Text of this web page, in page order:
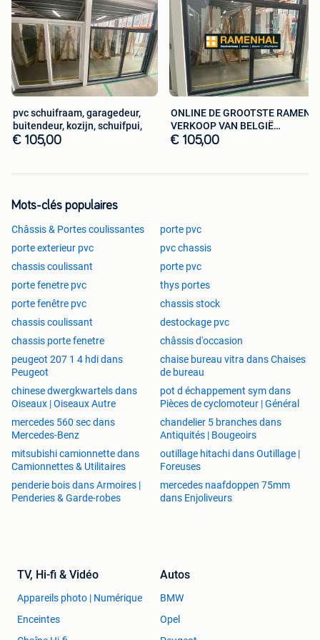
Vaste ramen wit, antracietgrijs of kwarts grijs, zwart 9005
400x2100 vast raam
900x2100 vast raam
1100x2100 vast raam
1300x2100vast raam
1500x2100 vast raam
1700x2100 vast raam
1980X2100 vast raam
2000x400 vast raam
2380x500 vast raam
2480x500 vast raam
2780x500 vast raam
2980x500 vast raam
zwart 9005
500x450 Kiep raam 1 vleugel
1000x600 Kiep raam 1 vleugel
1500x500 Kiep raam 1 vleugel
2000x700 Kiep raam 1 vleugel
1200x800 Kiep raam 1 vleugel
Draai en kiep ramen 1 vleugel wit antracietgrijs of kwarts
grijs, zwart 9005
500x600 raam met 1 vleugel draai en kiep
600x600 raam met 1 vleugel draai en kiep
700x800 raam met 1 vleugel draai en kiep
1000x1500 raam met 1 vleugel draai en kiep
1200x1200 raam met 1 vleugel draai en kiep
Draaikiep ramen 2 vleugels wit antracietgrijs of kwarts
pvc schuifraam, garagedeur,
buitendeur, kozijn, schuifpui,
€ 105,00
ONLINE DE GROOTSTE RAMEN
VERKOOP VAN BELGIË
RAMENHAL ZOLDER
€ 105,00
Mots-clés populaires
Châssis & Portes coulissantes
porte pvc
porte exterieur pvc
pvc chassis
chassis coulissant
porte pvc
porte fenetre pvc
thys portes
porte fenêtre pvc
chassis stock
chassis coulissant
destockage pvc
chassis porte fenetre
châssis d'occasion
peugeot 207 1 4 hdi dans
Peugeot
chaise bureau vitra dans Chaises
de bureau
chinese dwergkwartels dans
Oiseaux | Oiseaux Autre
pot d échappement sym dans
Pièces de cyclomoteur | Général
mercedes 560 sec dans
Mercedes-Benz
chandelier 5 branches dans
Antiquités | Bougeoirs
mitsubishi camionnette dans
Camionnettes & Utilitaires
outillage hitachi dans Outillage |
Foreuses
penderie bois dans Armoires |
Penderies & Garde-robes
mercedes naafdoppen 75mm
dans Enjoliveurs
TV, Hi-fi & Vidéo
Appareils photo | Numérique
Enceintes
Autos
BMW
Opel